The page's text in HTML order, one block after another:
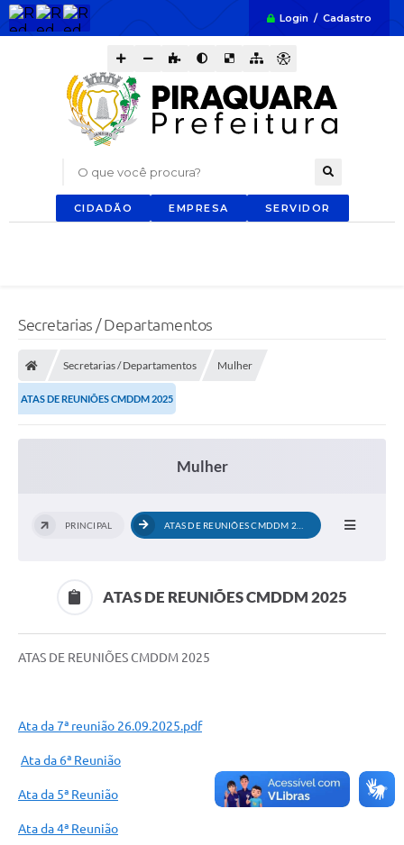
Login / Cadastro
O que você procura?
CIDADÃO EMPRESA SERVIDOR
Secretarias / Departamentos
Secretarias / Departamentos Mulher
ATAS DE REUNIÕES CMDDM 2025
Mulher
PRINCIPAL
ATAS DE REUNIÕES CMDDM 2025
ATAS DE REUNIÕES CMDDM 2025
Ata da 7ª reunião 26.09.2025.pdf
Ata da 6ª Reunião
Ata da 5ª Reunião
Ata da 4ª Reunião